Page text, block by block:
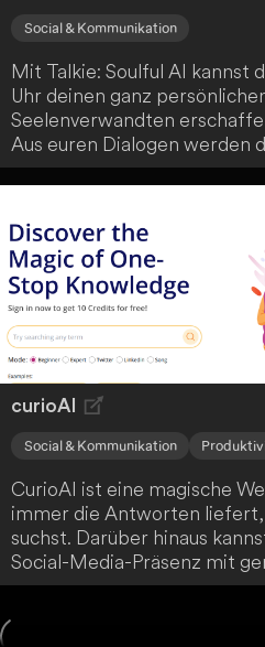
Social & Kommunikation
Mit Talkie: Soulful AI kannst
Uhr deinen ganz
Seelenverwandten
Aus euren Dialogen werden
Karten generiert. Talkie ist
wenn du Spaß,
Bindungen mit virtuellen
curioAI
Social & Kommunikation
CurioAI ist eine magische
immer die Antworten liefert,
suchst. Darüber hinaus
Social-Media-Präsenz mit
Tweets und LinkedIn-Posts